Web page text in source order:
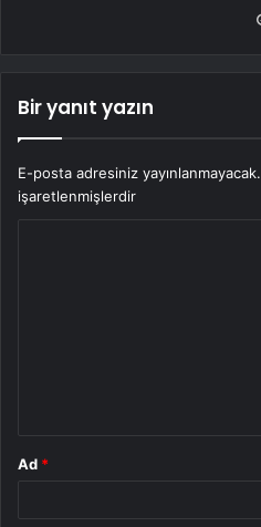
Bir yanıt yazın
E-posta adresiniz yayınlanmayacak.
işaretlenmişlerdir
Ad *